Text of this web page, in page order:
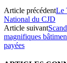
Article précédentLe
National du CJD
Article suivant
magnifiques
payées